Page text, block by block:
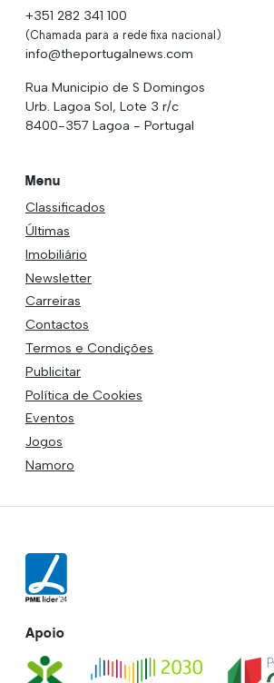
+351 282 341 100
(Chamada para a rede fixa nacional)
info@theportugalnews.com
Rua Municipio de S Domingos
Urb. Lagoa Sol, Lote 3 r/c
8400-357 Lagoa - Portugal
Menu
Classificados
Últimas
Imobiliário
Newsletter
Carreiras
Contactos
Termos e Condições
Publicitar
Política de Cookies
Eventos
Jogos
Namoro
Apoio